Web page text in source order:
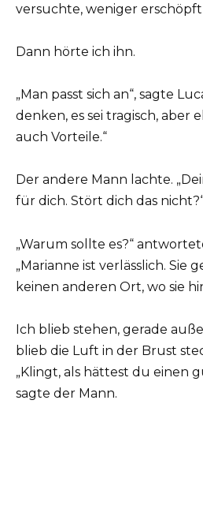
versuchte, weniger
Dann hörte ich ihn.
„Man passt sich an“, sagte
denken, es sei tragisch, aber
auch Vorteile.“
Der andere Mann lachte.
für dich. Stört dich das
„Warum sollte es?“
„Marianne ist verlässlich. Sie
keinen anderen Ort, wo sie
Ich blieb stehen, gerade
blieb die Luft in der Brust
„Klingt, als hättest du einen
sagte der Mann.